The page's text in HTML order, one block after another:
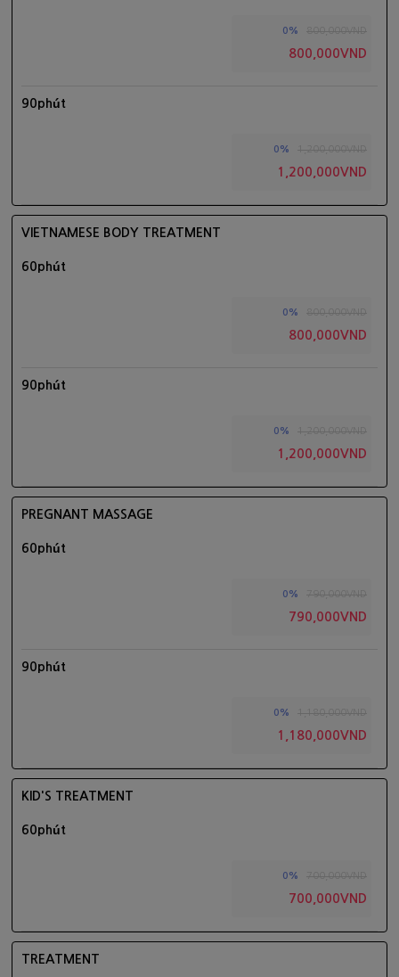
0%
800,000VND
90phút
0%
1,200,000VND
VIETNAMESE BODY TREATMENT
60phút
0%
800,000VND
90phút
0%
1,200,000VND
PREGNANT MASSAGE
60phút
0%
790,000VND
90phút
0%
1,180,000VND
KID'S TREATMENT
60phút
0%
700,000VND
TREATMENT